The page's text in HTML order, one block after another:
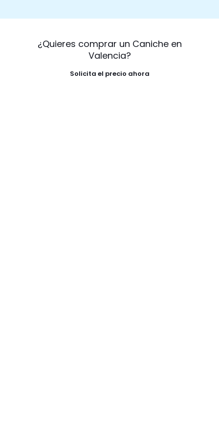
¿Quieres comprar un Caniche en
Valencia?
Solicita el precio ahora